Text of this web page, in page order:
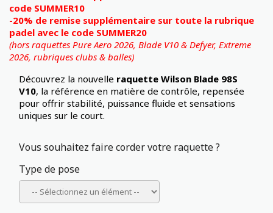
code SUMMER10
-20% de remise supplémentaire sur toute la rubrique
padel avec le code SUMMER20
(hors raquettes Pure Aero 2026, Blade V10 & Defyer, Extreme
2026, rubriques clubs & balles)
Découvrez la nouvelle raquette Wilson Blade 98S
V10, la référence en matière de contrôle, repensée
pour offrir stabilité, puissance fluide et sensations
uniques sur le court.
Vous souhaitez faire corder votre raquette ?
Type de pose